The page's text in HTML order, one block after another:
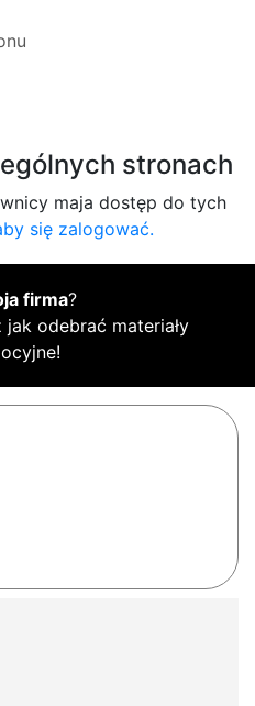
stronach
maja dostęp do tych
się zalogować.
firma?
jak odebrać materiały